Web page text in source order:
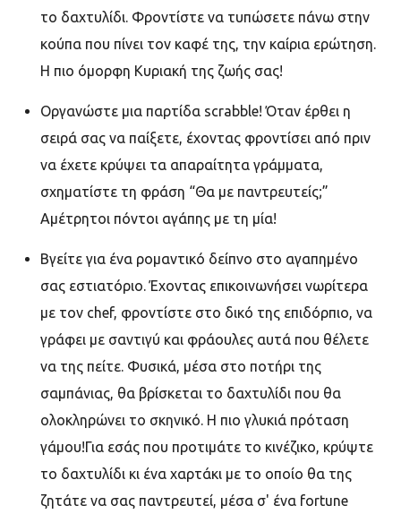
το δαχτυλίδι. Φροντίστε να τυπώσετε πάνω στην
κούπα που πίνει τον καφέ της, την καίρια ερώτηση.
Η πιο όμορφη Κυριακή της ζωής σας!
Οργανώστε μια παρτίδα scrabble! Όταν έρθει η
σειρά σας να παίξετε, έχοντας φροντίσει από πριν
να έχετε κρύψει τα απαραίτητα γράμματα,
σχηματίστε τη φράση “Θα με παντρευτείς;”
Αμέτρητοι πόντοι αγάπης με τη μία!
Βγείτε για ένα ρομαντικό δείπνο στο αγαπημένο
σας εστιατόριο. Έχοντας επικοινωνήσει νωρίτερα
με τον chef, φροντίστε στο δικό της επιδόρπιο, να
γράφει με σαντιγύ και φράουλες αυτά που θέλετε
να της πείτε. Φυσικά, μέσα στο ποτήρι της
σαμπάνιας, θα βρίσκεται το δαχτυλίδι που θα
ολοκληρώνει το σκηνικό. Η πιο γλυκιά πρόταση
γάμου!Για εσάς που προτιμάτε το κινέζικο, κρύψτε
το δαχτυλίδι κι ένα χαρτάκι με το οποίο θα της
ζητάτε να σας παντρευτεί, μέσα σ' ένα fortune